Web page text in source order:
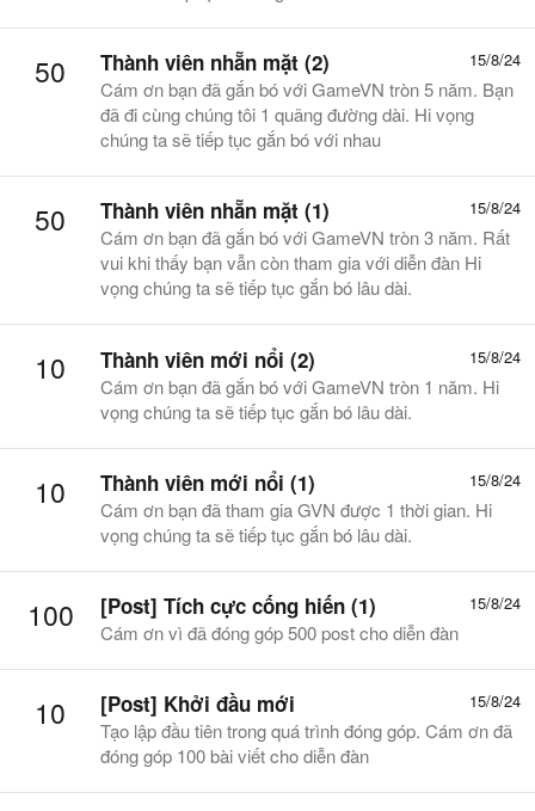
50 15/8/24
Thành viên nhẵn mặt (2)
Cám ơn bạn đã gắn bó với GameVN tròn 5 năm. Bạn
đã đi cùng chúng tôi 1 quãng đường dài. Hi vọng
chúng ta sẽ tiếp tục gắn bó với nhau
50 15/8/24
Thành viên nhẵn mặt (1)
Cám ơn bạn đã gắn bó với GameVN tròn 3 năm. Rất
vui khi thấy bạn vẫn còn tham gia với diễn đàn Hi
vọng chúng ta sẽ tiếp tục gắn bó lâu dài.
10 15/8/24
Thành viên mới nổi (2)
Cám ơn bạn đã gắn bó với GameVN tròn 1 năm. Hi
vọng chúng ta sẽ tiếp tục gắn bó lâu dài.
10 15/8/24
Thành viên mới nổi (1)
Cám ơn bạn đã tham gia GVN được 1 thời gian. Hi
vọng chúng ta sẽ tiếp tục gắn bó lâu dài.
100 15/8/24
[Post] Tích cực cống hiến (1)
Cám ơn vì đã đóng góp 500 post cho diễn đàn
10 15/8/24
[Post] Khởi đầu mới
Tạo lập đầu tiên trong quá trình đóng góp. Cám ơn đã
đóng góp 100 bài viết cho diễn đàn